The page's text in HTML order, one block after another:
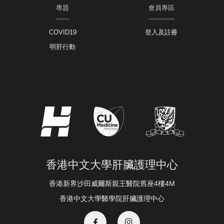
專題
COVID19
明肝行動
會員專區
登入及註冊
香港中文大學肝臟護理中心
香港新界沙田威爾斯親王醫院舊座4樓4M
香港中文大學醫學院肝臟護理中心